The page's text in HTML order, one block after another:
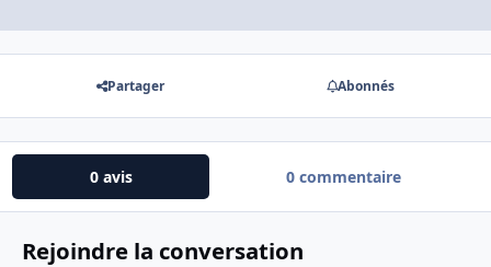
Partager Abonnés
0 avis 0 commentaire
Rejoindre la conversation